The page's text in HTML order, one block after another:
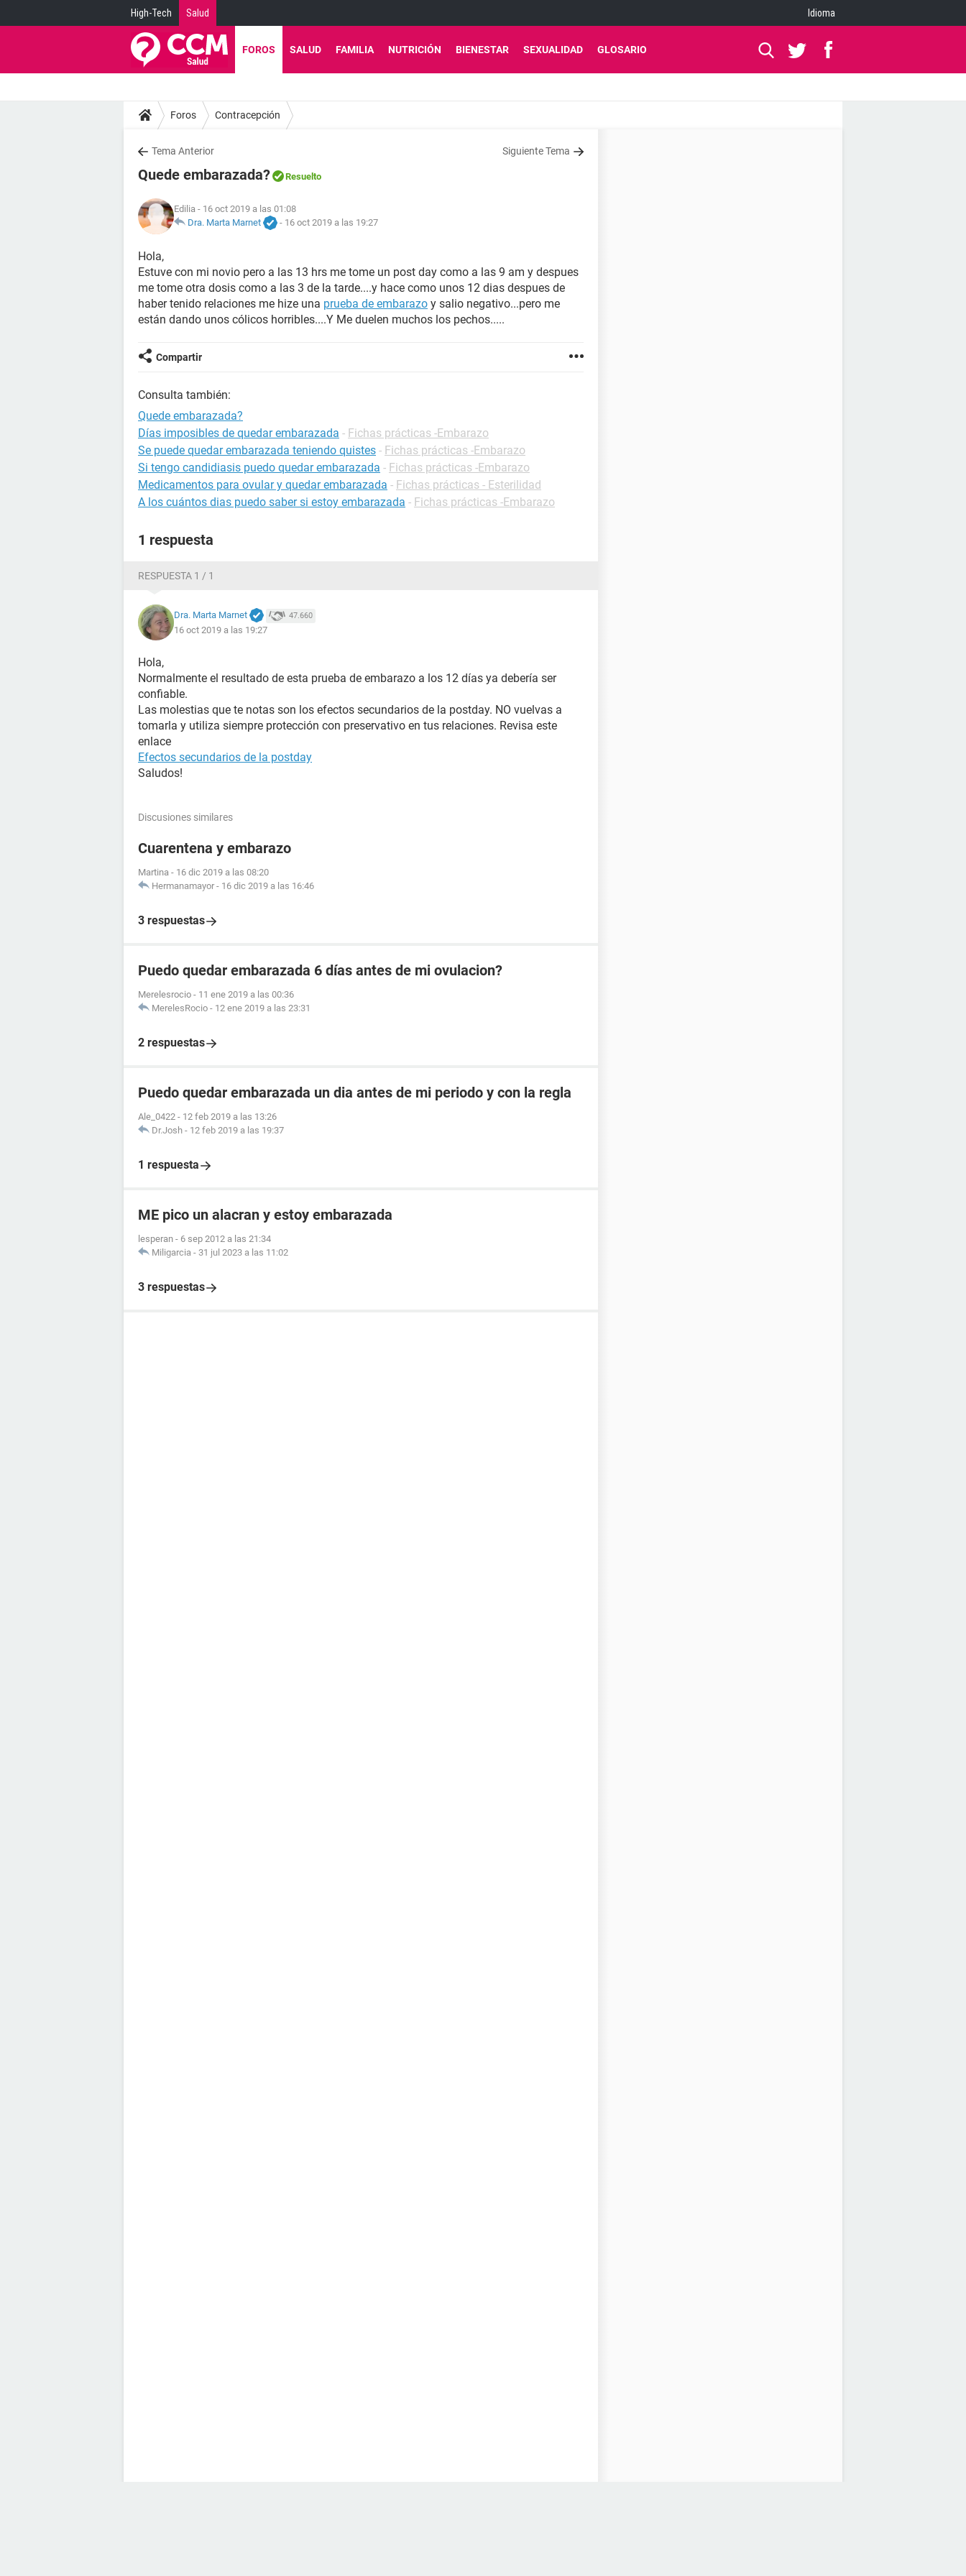
High-Tech Salud Idioma
FOROS SALUD FAMILIA NUTRICIÓN BIENESTAR SEXUALIDAD GLOSARIO
Foros Contracepción
Tema Anterior Siguiente Tema
Quede embarazada? Resuelto
Edilia - 16 oct 2019 a las 01:08
Dra. Marta Marnet
- 16 oct 2019 a las 19:27
Hola,
Estuve con mi novio pero a las 13 hrs me tome un post day como a las 9 am y despues
me tome otra dosis como a las 3 de la tarde....y hace como unos 12 dias despues de
haber tenido relaciones me hize una prueba de embarazo y salio negativo...pero me
están dando unos cólicos horribles....Y Me duelen muchos los pechos.....
Compartir
Consulta también:
Quede embarazada?
Días imposibles de quedar embarazada - Fichas prácticas -Embarazo
Se puede quedar embarazada teniendo quistes - Fichas prácticas -Embarazo
Si tengo candidiasis puedo quedar embarazada - Fichas prácticas -Embarazo
Medicamentos para ovular y quedar embarazada - Fichas prácticas - Esterilidad
A los cuántos dias puedo saber si estoy embarazada - Fichas prácticas -Embarazo
1 respuesta
RESPUESTA 1 / 1
Dra. Marta Marnet 47.660
16 oct 2019 a las 19:27
Hola,
Normalmente el resultado de esta prueba de embarazo a los 12 días ya debería ser
confiable.
Las molestias que te notas son los efectos secundarios de la postday. NO vuelvas a
tomarla y utiliza siempre protección con preservativo en tus relaciones. Revisa este
enlace
Efectos secundarios de la postday
Saludos!
Discusiones similares
Cuarentena y embarazo
Martina - 16 dic 2019 a las 08:20
Hermanamayor - 16 dic 2019 a las 16:46
3 respuestas
Puedo quedar embarazada 6 días antes de mi ovulacion?
Merelesrocio - 11 ene 2019 a las 00:36
MerelesRocio - 12 ene 2019 a las 23:31
2 respuestas
Puedo quedar embarazada un dia antes de mi periodo y con la regla
Ale_0422 - 12 feb 2019 a las 13:26
Dr.Josh - 12 feb 2019 a las 19:37
1 respuesta
ME pico un alacran y estoy embarazada
lesperan - 6 sep 2012 a las 21:34
Miligarcia - 31 jul 2023 a las 11:02
3 respuestas